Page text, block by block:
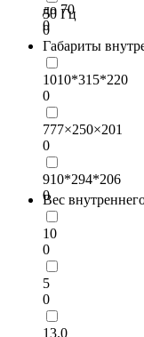
до 70
0
50 Гц
0
Габариты
1010*315*220
0
777×250×201
0
910*294*206
0
Вес
10
0
5
0
13.0